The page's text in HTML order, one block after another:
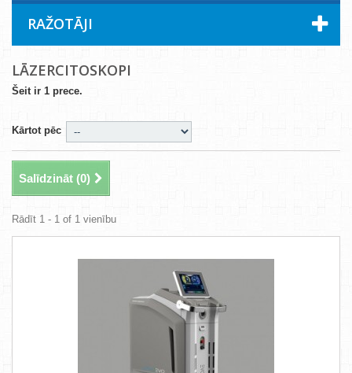
RAŽOTĀJI
LĀZERCITOSKOPI
Šeit ir 1 prece.
Kārtot pēc
Salīdzināt (0)
Rādīt 1 - 1 of 1 vienību